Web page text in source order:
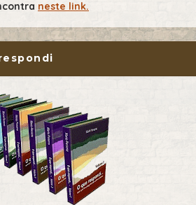
neste link.